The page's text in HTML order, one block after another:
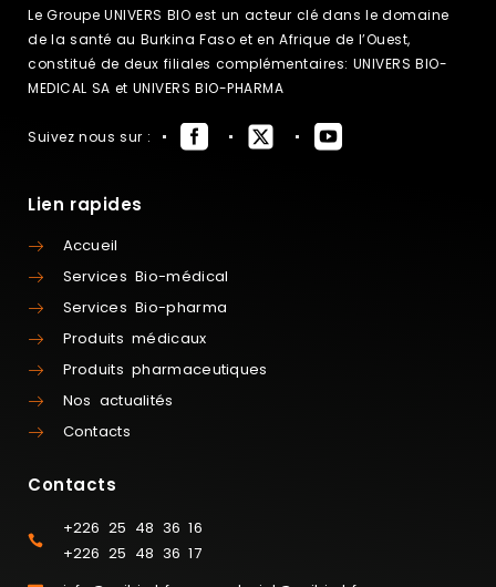
Le Groupe UNIVERS BIO est un acteur clé dans le domaine
de la santé au Burkina Faso et en Afrique de l’Ouest,
constitué de deux filiales complémentaires: UNIVERS BIO-
MEDICAL SA et UNIVERS BIO-PHARMA
Suivez nous sur :
Lien rapides
Accueil
Services Bio-médical
Services Bio-pharma
Produits médicaux
Produits pharmaceutiques
Nos actualités
Contacts
Contacts
+226 25 48 36 16
+226 25 48 36 17